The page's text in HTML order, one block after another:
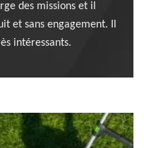
des missions et il
et sans engagement. Il
intéressants.